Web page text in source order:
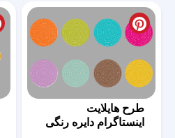
طرح هایلایت
اینستاگرام دایره رنگی